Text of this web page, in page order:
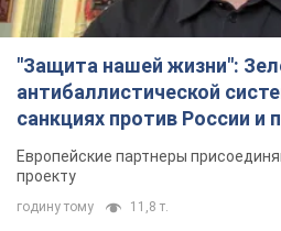
обсудить перехват
Украиной
Глава МИД Польши призвал
Украиной
2 години тому 3,1 т.
Налоговая служба
данные о мужчинах в